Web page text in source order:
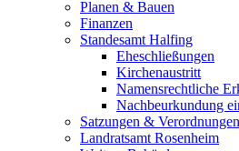
Planen & Bauen
Finanzen
Standesamt Halfing
Eheschließungen
Kirchenaustritt
Namensrechtliche
Nachbeurkundung
Satzungen & Verordnungen
Landratsamt Rosenheim